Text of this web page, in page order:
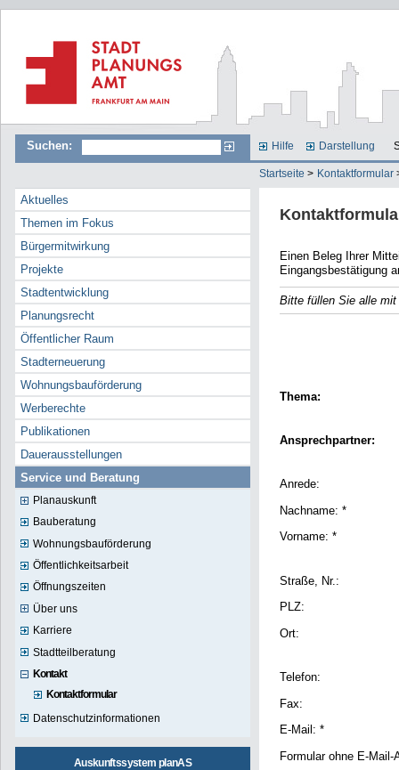
Suchen: Hilfe Darstellung
Startseite > Kontaktformular
Aktuelles
Themen im Fokus
Bürgermitwirkung
Projekte
Stadtentwicklung
Planungsrecht
Öffentlicher Raum
Stadterneuerung
Wohnungsbauförderung
Werberechte
Publikationen
Dauerausstellungen
Service und Beratung
Planauskunft
Bauberatung
Wohnungsbauförderung
Öffentlichkeitsarbeit
Öffnungszeiten
Über uns
Karriere
Stadtteilberatung
Kontakt
Kontaktformular
Datenschutzinformationen
Auskunftssystem planAS
Einen Beleg Ihrer Mitteilung
Eingangsbestätigung
Bitte füllen Sie alle
Thema:
Ansprechpartner:
Anrede:
Nachname: *
Vorname: *
Straße, Nr.:
PLZ:
Ort:
Telefon:
Fax:
E-Mail: *
Formular ohne E-